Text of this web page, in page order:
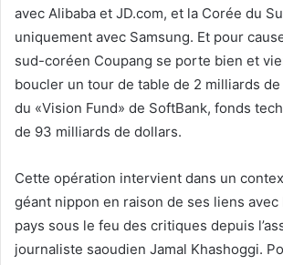
avec Alibaba et JD.com, et la Corée du
uniquement avec Samsung. Et pour
sud-coréen Coupang se porte bien et
boucler un tour de table de 2 milliards
du «Vision Fund» de SoftBank, fonds
de 93 milliards de dollars.
Cette opération intervient dans un
géant nippon en raison de ses liens avec
pays sous le feu des critiques depuis
journaliste saoudien Jamal Khashoggi.